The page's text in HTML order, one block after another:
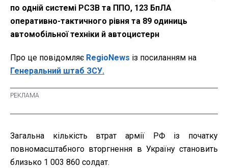
по одній системі РСЗВ та ППО, 123 БпЛА
оперативно-тактичного рівня та 89 одиниць
автомобільної техніки й автоцистерн
Про це повідомляє RegioNews із посиланням на
Генеральний штаб ЗСУ.
Загальна кількість втрат армії РФ із початку
повномасштабного вторгнення в Україну становить
близько 1 003 860 солдат.